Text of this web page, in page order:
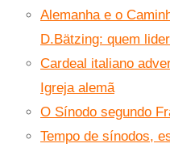
Alemanha e o
D.Bätzing: quem
Cardeal italiano
Igreja alemã
O Sínodo segundo
Tempo de sínodos,